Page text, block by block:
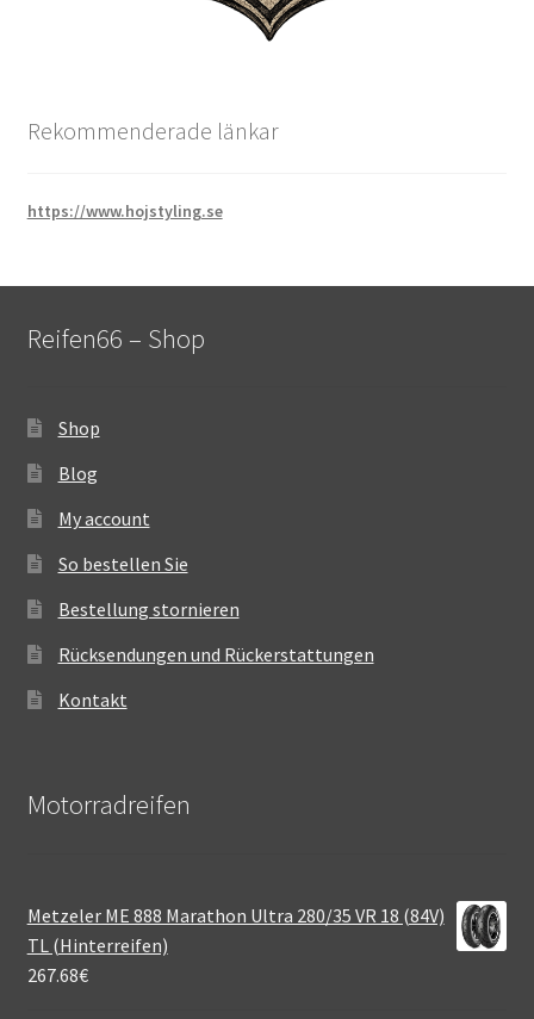
Rekommenderade länkar
https://www.hojstyling.se
Reifen66 – Shop
Shop
Blog
My account
So bestellen Sie
Bestellung stornieren
Rücksendungen und Rückerstattungen
Kontakt
Motorradreifen
Metzeler ME 888 Marathon Ultra 280/35 VR 18 (84V)
TL (Hinterreifen)
267.68€